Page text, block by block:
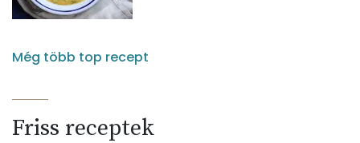
Még több top recept
Friss receptek